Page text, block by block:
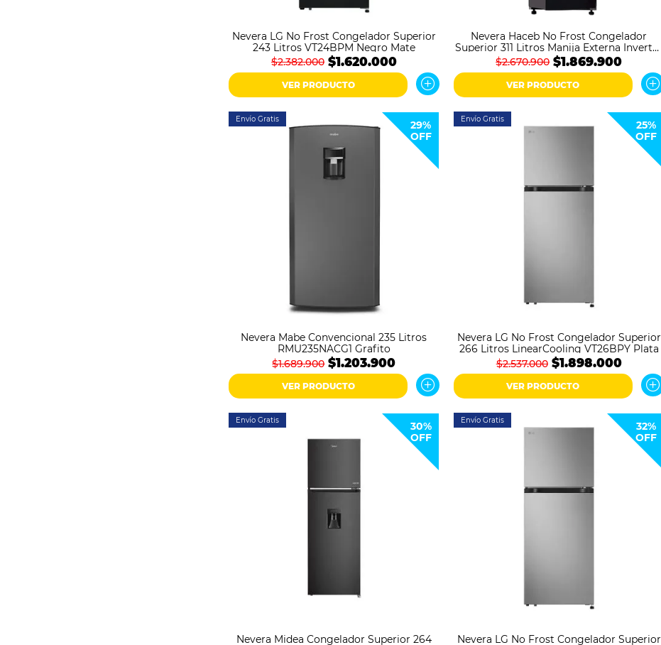
Nevera LG No Frost Congelador Superior
243 Litros VT24BPM Negro Mate
$2.382.000 $1.620.000
VER PRODUCTO
Nevera Haceb No Frost Congelador
Superior 311 Litros Manija Externa Inverter
N311 Negro Cósmico
$2.670.900 $1.869.900
VER PRODUCTO
Envío Gratis
29%
OFF
Nevera Mabe Convencional 235 Litros
RMU235NACG1 Grafito
$1.689.900 $1.203.900
VER PRODUCTO
Envío Gratis
25%
OFF
Nevera LG No Frost Congelador Superior
266 Litros LinearCooling VT26BPY Plata
$2.537.000 $1.898.000
VER PRODUCTO
Envío Gratis
30%
OFF
Nevera Midea Congelador Superior 264
Envío Gratis
32%
OFF
Nevera LG No Frost Congelador Superior